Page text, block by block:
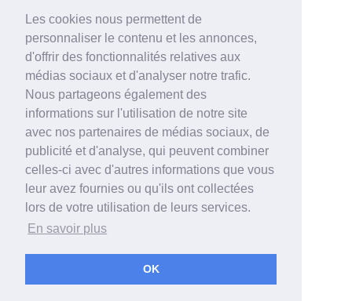
Les cookies nous permettent de
personnaliser le contenu et les annonces,
d'offrir des fonctionnalités relatives aux
médias sociaux et d'analyser notre trafic.
Nous partageons également des
informations sur l'utilisation de notre site
avec nos partenaires de médias sociaux, de
publicité et d'analyse, qui peuvent combiner
celles-ci avec d'autres informations que vous
leur avez fournies ou qu'ils ont collectées
lors de votre utilisation de leurs services.
En savoir plus
OK